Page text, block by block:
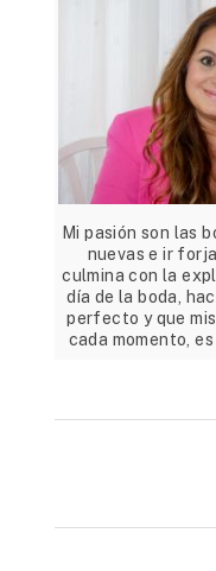
Mi pasión son las
nuevas e ir
culmina con la
día de la boda,
perfecto y que
cada momento,